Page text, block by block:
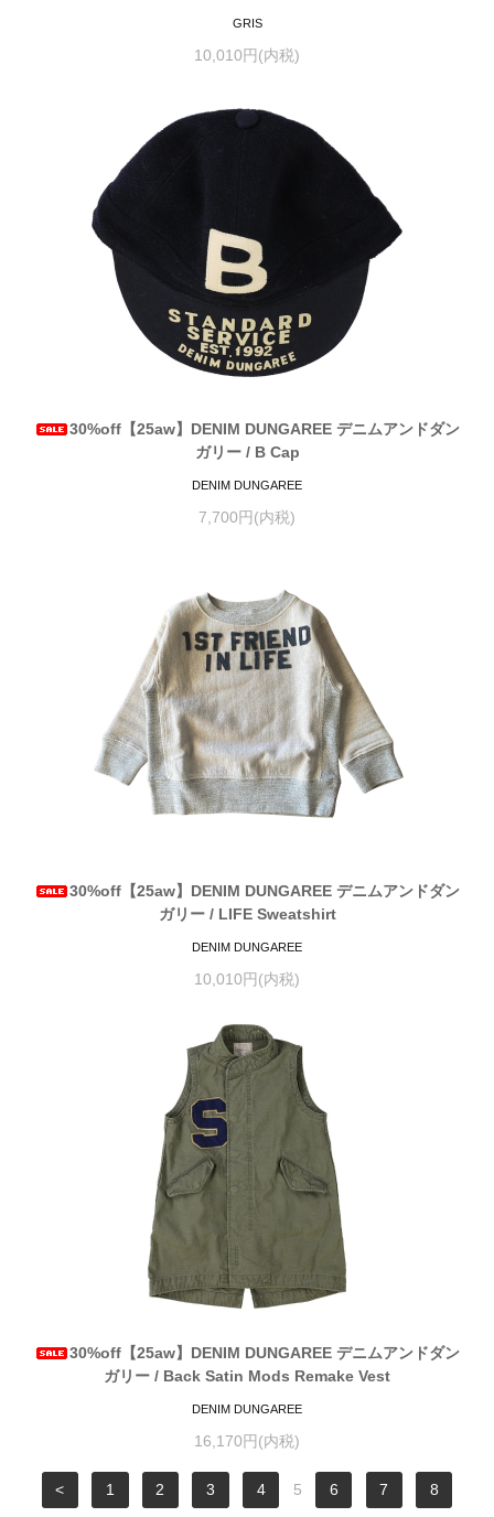
GRIS
10,010円(内税)
30%off【25aw】DENIM DUNGAREE デニムアンドダン
ガリー / B Cap
DENIM DUNGAREE
7,700円(内税)
30%off【25aw】DENIM DUNGAREE デニムアンドダン
ガリー / LIFE Sweatshirt
DENIM DUNGAREE
10,010円(内税)
30%off【25aw】DENIM DUNGAREE デニムアンドダン
ガリー / Back Satin Mods Remake Vest
DENIM DUNGAREE
16,170円(内税)
< 1 2 3 4 5 6 7 8